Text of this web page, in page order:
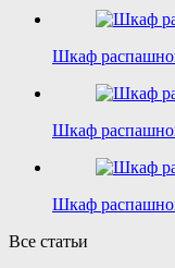
Шкаф
Шкаф
Шкаф
Все статьи